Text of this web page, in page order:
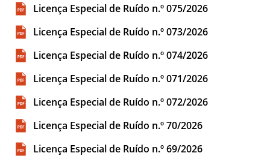
Licença Especial de Ruído n.º 075/2026
Licença Especial de Ruído n.º 073/2026
Licença Especial de Ruído n.º 074/2026
Licença Especial de Ruído n.º 071/2026
Licença Especial de Ruído n.º 072/2026
Licença Especial de Ruído n.º 70/2026
Licença Especial de Ruído n.º 69/2026